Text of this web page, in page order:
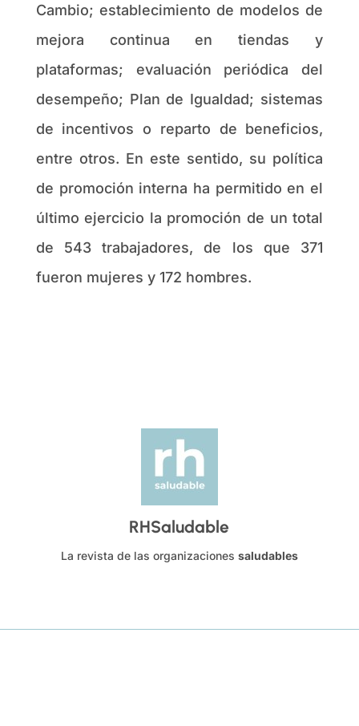
Cambio; establecimiento de modelos de
mejora continua en tiendas y
plataformas; evaluación periódica del
desempeño; Plan de Igualdad; sistemas
de incentivos o reparto de beneficios,
entre otros. En este sentido, su política
de promoción interna ha permitido en el
último ejercicio la promoción de un total
de 543 trabajadores, de los que 371
fueron mujeres y 172 hombres.
RHSaludable
La revista de las organizaciones saludables